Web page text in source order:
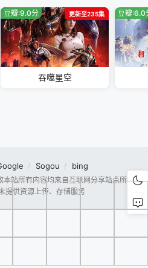
更新至235集
豆瓣:9.0分
吞噬星空
豆瓣:6.0
Sogou bing
站所有内容均来自互联网分享站点所提供
提供资源上传、存储服务